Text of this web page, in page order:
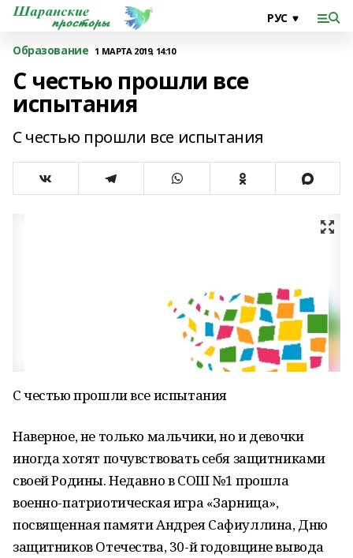
Образование 1 МАРТА 2019, 14:10
С честью прошли все
испытания
С честью прошли все испытания
С честью прошли все испытания
Наверное, не только мальчики, но и девочки
иногда хотят почувствовать себя защитниками
своей Родины. Недавно в СОШ №1 прошла
военно-патриотическая игра «Зарница»,
посвященная памяти Андрея Сафиуллина, Дню
защитников Отечества, 30-й годовщине вывода